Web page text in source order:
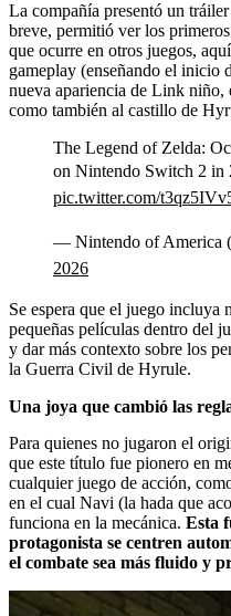
La compañía presentó un
breve, permitió ver los
que ocurre en otros juegos,
gameplay (enseñando el inicio
nueva apariencia de Link
como también al castillo de
The Legend of Zelda:
on Nintendo Switch 2 in
pic.twitter.com/
— Nintendo of America
2026
Se espera que el juego incluya
pequeñas películas dentro del
y dar más contexto sobre los
la Guerra Civil de Hyrule.
Una joya que cambió las
Para quienes no jugaron el
que este título fue pionero en
cualquier juego de acción,
en el cual Navi (la hada que
funciona en la mecánica. Esta
protagonista se centren
el combate sea más fluido y